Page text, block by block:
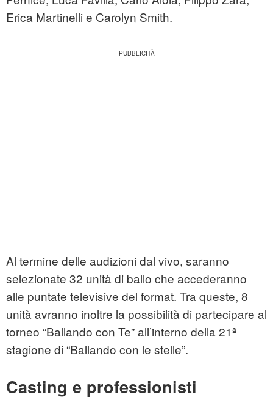
Erica Martinelli e Carolyn Smith.
Al termine delle audizioni dal vivo, saranno
selezionate 32 unità di ballo che accederanno
alle puntate televisive del format. Tra queste, 8
unità avranno inoltre la possibilità di partecipare al
torneo “Ballando con Te” all’interno della 21ª
stagione di “Ballando con le stelle”.
Casting e professionisti